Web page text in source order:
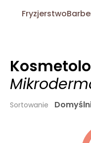
Fryzjerstwo
Sortowanie